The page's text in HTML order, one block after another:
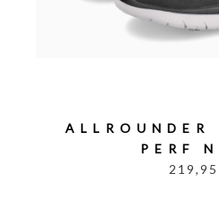
ALLROUNDER
PERF
219,95